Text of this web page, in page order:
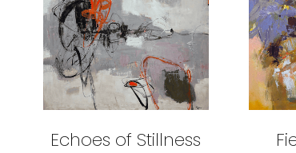
Echoes of Stillness